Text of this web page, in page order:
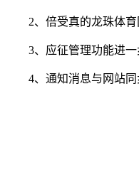
2、倍受真的龙珠体育网
3、应征管理功能进一
4、通知消息与网站同步